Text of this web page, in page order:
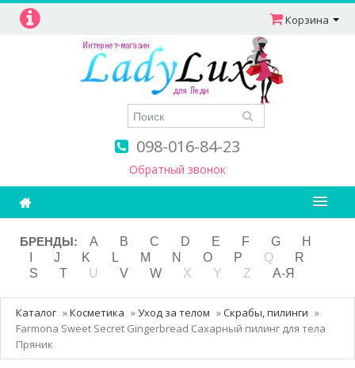
098-016-84-23
Обратный звонок
Корзина
Ароматерапия
Витамины
Детям и мамам
Косметика
Маникюр и педикюр
БРЕНДЫ: A B C D E F G
H
J K L M N O P Q
R
S
T U V W X Y Z А-Я
Каталог »Косметика »Уход за телом »Скрабы, пилинги »
Farmona Sweet Secret Gingerbread Сахарный пилинг для тела
Пряник